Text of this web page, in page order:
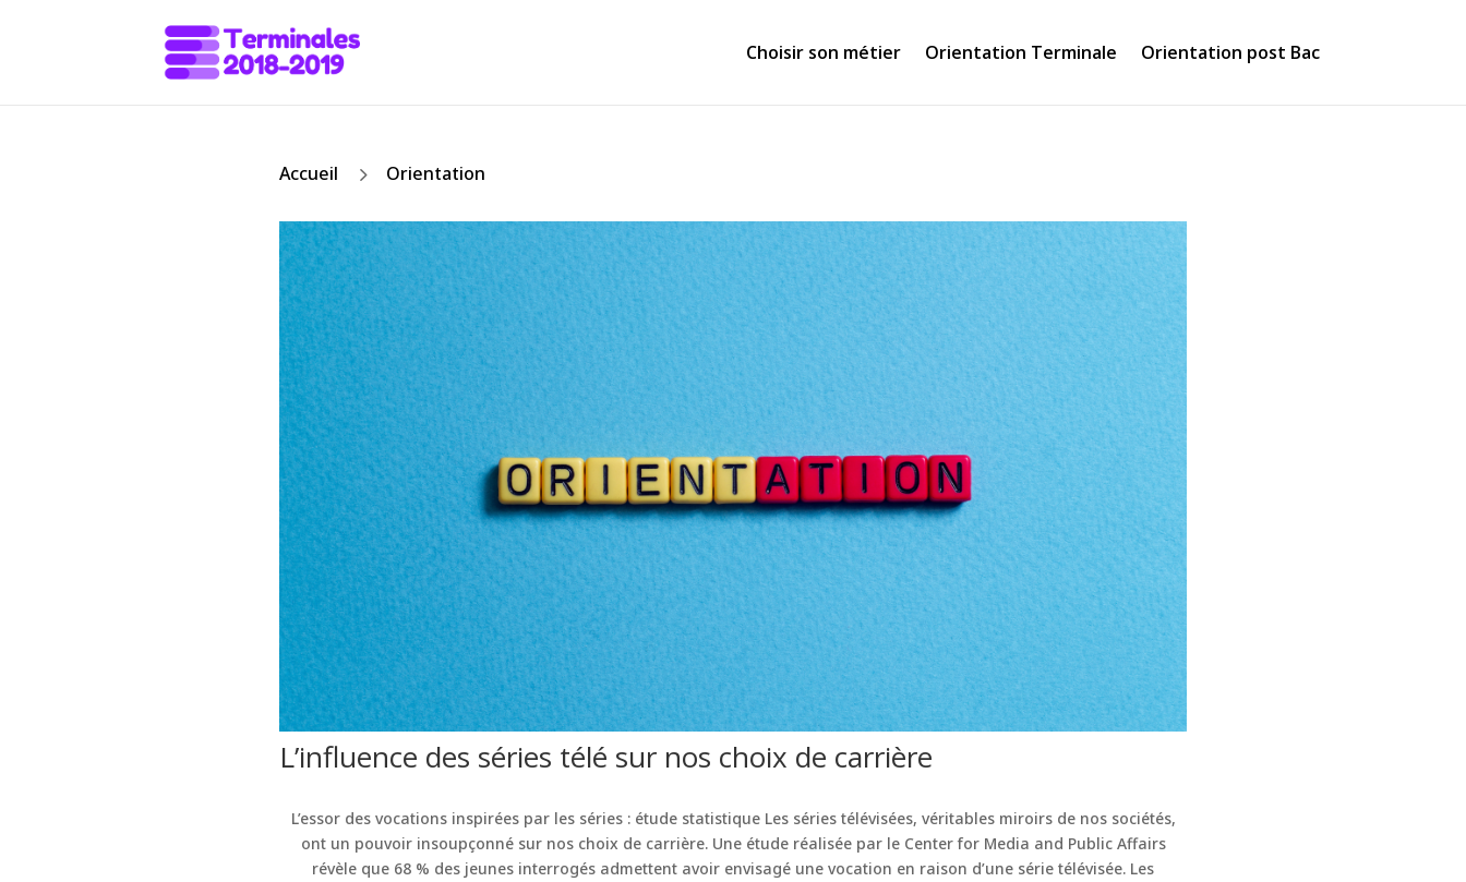
Choisir son métier Orientation Terminale Orientation post Bac
Accueil 5 Orientation
L’influence des séries télé sur nos choix de carrière
L’essor des vocations inspirées par les séries : étude statistique Les séries télévisées, véritables miroirs de nos sociétés,
ont un pouvoir insoupçonné sur nos choix de carrière. Une étude réalisée par le Center for Media and Public Affairs
révèle que 68 % des jeunes interrogés admettent avoir envisagé une vocation en raison d’une série télévisée. Les